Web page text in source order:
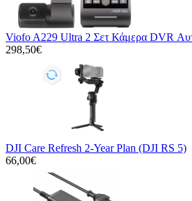
Viofo A229 Ultra 2 Σετ Κάμερα DVR
298,50€
DJI Care Refresh 2-Year Plan (DJI RS 5)
66,00€